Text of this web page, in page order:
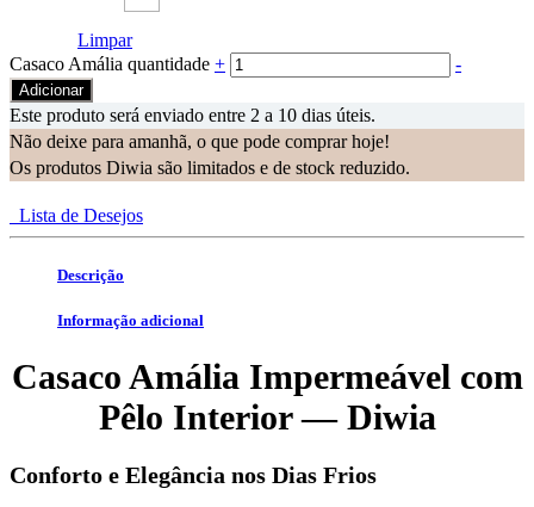
Limpar
Casaco Amália quantidade + -
Adicionar
Este produto será enviado entre 2 a 10 dias úteis.
Não deixe para amanhã, o que pode comprar hoje!
Os produtos Diwia são limitados e de stock reduzido.
Lista de Desejos
Descrição
Informação adicional
Casaco Amália Impermeável com
Pêlo Interior — Diwia
Conforto e Elegância nos Dias Frios